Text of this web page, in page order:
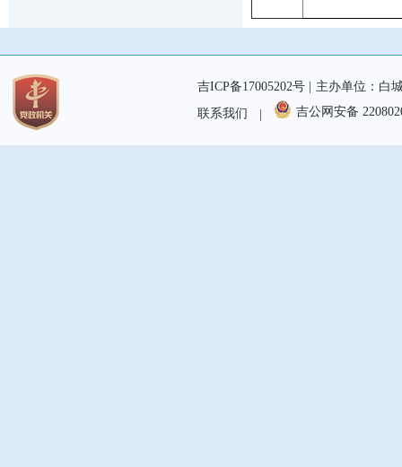
主办单位：白
吉ICP备17005202号 |
联系我们
吉公网安备